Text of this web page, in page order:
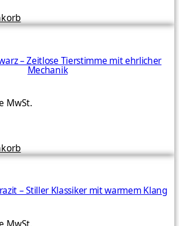
– Zeitlose Tierstimme mit ehrlicher
Mechanik
MwSt.
– Stiller Klassiker mit warmem Klang